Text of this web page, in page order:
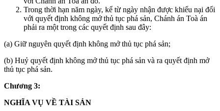
Trong thời hạn năm ngày, kể từ ngày nhận được khiếu nại đối
với quyết định không mở thủ tục phá sản, Chánh án Toà án
phải ra một trong các quyết định sau đây:
(a) Giữ nguyên quyết định không mở thủ tục phá sản;
(b) Huỷ quyết định không mở thủ tục phá sản và ra quyết định mở
thủ tục phá sản.
Chương 3:
NGHĨA VỤ VỀ TÀI SẢN